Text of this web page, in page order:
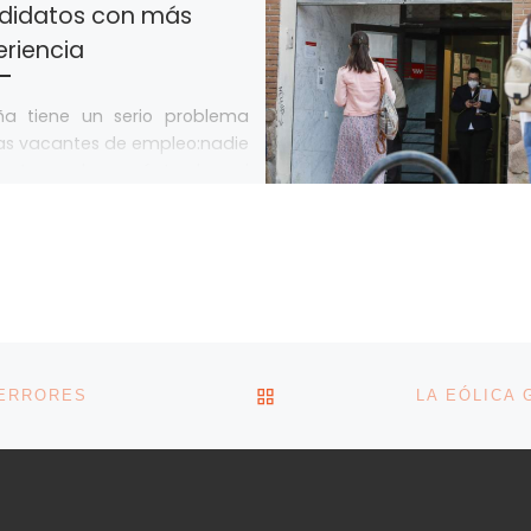
con más
tiene un serio problema
vacantes de empleo:nadie
VOLVER A LA LISTA DE